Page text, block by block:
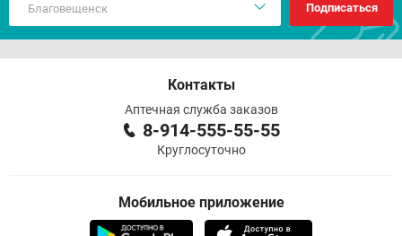
Подписаться
Контакты
Аптечная служба заказов
8-914-555-55-55
Круглосуточно
Мобильное приложение